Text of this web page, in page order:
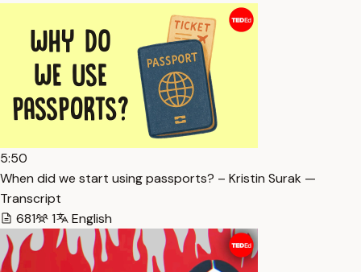
5:50
When did we start using passports? – Kristin Surak —
Transcript
681
1 English